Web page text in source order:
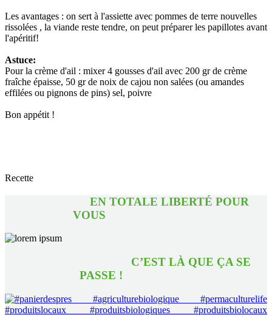
Les avantages : on sert à l'assiette avec pommes de terre nouvelles
rissolées , la viande reste tendre, on peut préparer les papillotes avant
l'apéritif!
Astuce:
Pour la crème d'ail : mixer 4 gousses d'ail avec 200 gr de crème
fraîche épaisse, 50 gr de noix de cajou non salées (ou amandes
effilées ou pignons de pins) sel, poivre
Bon appétit !
Recette
EN TOTALE LIBERTÉ POUR
VOUS
C’EST LÀ QUE ÇA SE
PASSE !